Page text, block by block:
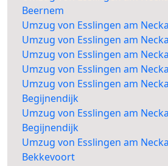
Beernem
Umzug von Esslingen am
Umzug von Esslingen am
Umzug von Esslingen am
Umzug von Esslingen am
Umzug von Esslingen am
Begijnendijk
Umzug von Esslingen am
Begijnendijk
Umzug von Esslingen am
Bekkevoort